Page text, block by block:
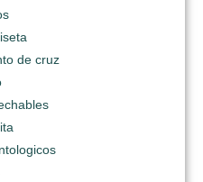
de cruz